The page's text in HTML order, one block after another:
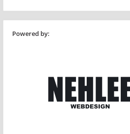
Powered by: